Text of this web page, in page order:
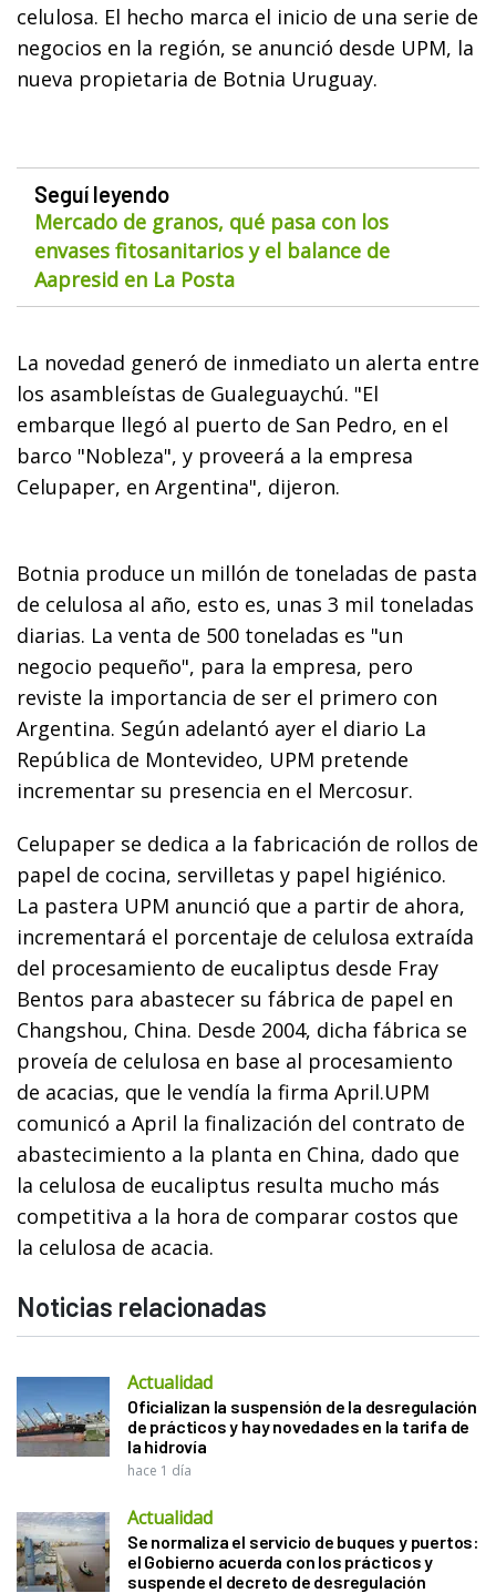
celulosa. El hecho marca el inicio de una serie de
negocios en la región, se anunció desde UPM, la
nueva propietaria de Botnia Uruguay.
Seguí leyendo
Mercado de granos, qué pasa con los
envases fitosanitarios y el balance de
Aapresid en La Posta
La novedad generó de inmediato un alerta entre
los asambleístas de Gualeguaychú. "El
embarque llegó al puerto de San Pedro, en el
barco "Nobleza", y proveerá a la empresa
Celupaper, en Argentina", dijeron.
Botnia produce un millón de toneladas de pasta
de celulosa al año, esto es, unas 3 mil toneladas
diarias. La venta de 500 toneladas es "un
negocio pequeño", para la empresa, pero
reviste la importancia de ser el primero con
Argentina. Según adelantó ayer el diario La
República de Montevideo, UPM pretende
incrementar su presencia en el Mercosur.
Celupaper se dedica a la fabricación de rollos de
papel de cocina, servilletas y papel higiénico.
La pastera UPM anunció que a partir de ahora,
incrementará el porcentaje de celulosa extraída
del procesamiento de eucaliptus desde Fray
Bentos para abastecer su fábrica de papel en
Changshou, China. Desde 2004, dicha fábrica se
proveía de celulosa en base al procesamiento
de acacias, que le vendía la firma April.UPM
comunicó a April la finalización del contrato de
abastecimiento a la planta en China, dado que
la celulosa de eucaliptus resulta mucho más
competitiva a la hora de comparar costos que
la celulosa de acacia.
Noticias relacionadas
Actualidad
Oficializan la suspensión de la desregulación
de prácticos y hay novedades en la tarifa de
la hidrovía
hace 1 día
Actualidad
Se normaliza el servicio de buques y puertos:
el Gobierno acuerda con los prácticos y
suspende el decreto de desregulación